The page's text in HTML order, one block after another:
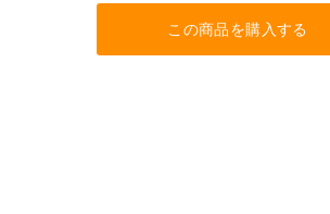
この商品を購入する